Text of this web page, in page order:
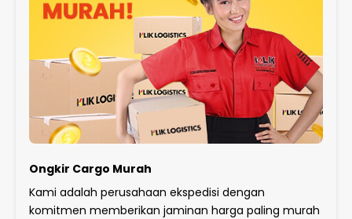
Ongkir Cargo Murah
Kami adalah perusahaan ekspedisi dengan
komitmen memberikan jaminan harga paling murah